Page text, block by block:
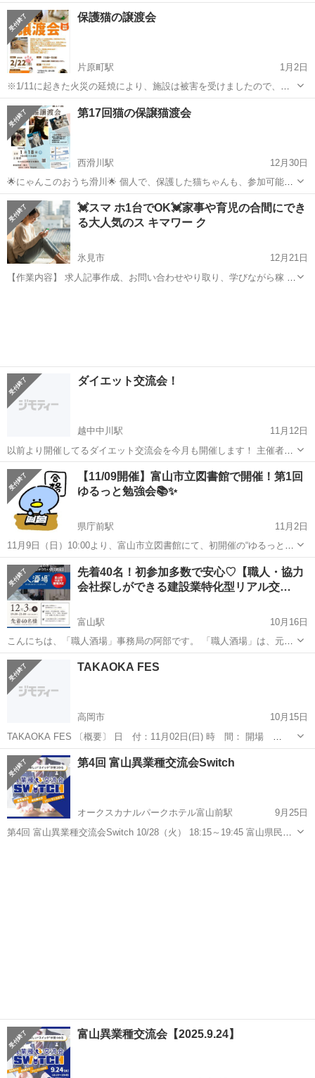
プル 友達 etc… 昔バンドやっていた、今バンドしてるけど気軽にライ
ブができる場所がな～い！と思っている方が、プロアマ問わず気軽に
エンジョイできる...
富山 高岡市 その他 わんちゃん
保護猫の譲渡会
片原町駅
1月2日
※1/11に起きた火災の延焼により、施設は被害を受けましたので、譲
渡会の場所は変更となりました。 場所は高岡市本丸町の避難施設 〒
933-0045 高岡市本丸町4-11(育英センターさん隣です) になっておりま
す。 限ら...
富山 高岡市 片原町駅 その他
第17回猫の保譲猫渡会
西滑川駅
12月30日
🌟にゃんこのおうち滑川🌟 個人で、保護した猫ちゃんも、参加可能で
す 古民家で小さな譲渡会開催 高齢者 一人暮らしの方には、条件が合
えば お渡しをしています。 家族として 一生大切にしてくれる方へ
お渡ししています。 譲渡費...
富山 滑川市 その他 古民家
💓スマ ホ1台でOK💓家事や育児の合間にでき
る大人気のス キマワー ク
氷見市
12月21日
【作業内容】 求人記事作成、お問い合わせやり取り、学びながら稼 い
ダイエット交流会！
越中中川駅
11月12日
以前より開催してるダイエット交流会を今月も開催します！ 主催者2
人は過去に20kg落として現在もキープしてる実績あり🔥 ・痩せたいけ
ど長続きしないなという人 ・どうやったか氣になる人 ・1人だとモチ
ベが上がらないなという人...
富山 高岡市 越中中川駅 その他 主催者
【11/09開催】富山市立図書館で開催！第1回
ゆるっと勉強会📚✨
県庁前駅
11月2日
11月9日（日）10:00より、富山市立図書館にて、初開催の“ゆるっと勉
強会”を開催します！ 勉強したいテーマは自由、読書や資格の勉強、語
学など、各自持ち寄りで自分のペースでOK。 静か＆落ち着いた雰囲
気の中、同じ志を持つ...
富山 富山市 県庁前駅 その他 サークル
先着40名！初参加多数で安心♡【職人・協力
会社探しができる建設業特化型リアル交…
富山駅
10月16日
こんにちは、「職人酒場」事務局の阿部です。 「職人酒場」は、元内
装工事会社のクラフトバンク株式会社が運営する建設業特化型の交流
会です。 今回は富山開催(富山駅)にて、三谷産業株式会社との共同開
催で職人酒場を実施します...
富山 富山市 富山駅 その他
TAKAOKA FES
高岡市
10月15日
TAKAOKA FES 〔概要〕 日 付：11月02日(日) 時 間： 開場
16:30 開演 17:00 終了予定19:30 場 所：高岡クローバーホール
・前売り 2000＋500（d） ・当日・...
富山 高岡市 その他 物販
第4回 富山異業種交流会Switch
オークスカナルパークホテル富山前駅
9月25日
第4回 富山異業種交流会Switch 10/28（火） 18:15～19:45 富山県民共
富山異業種交流会【2025.9.24】